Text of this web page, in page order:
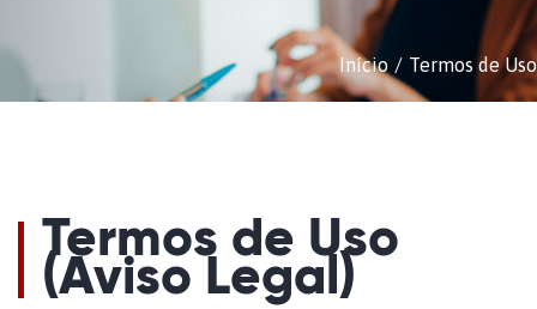
Início Termos de Uso
Termos de Uso
(Aviso Legal)